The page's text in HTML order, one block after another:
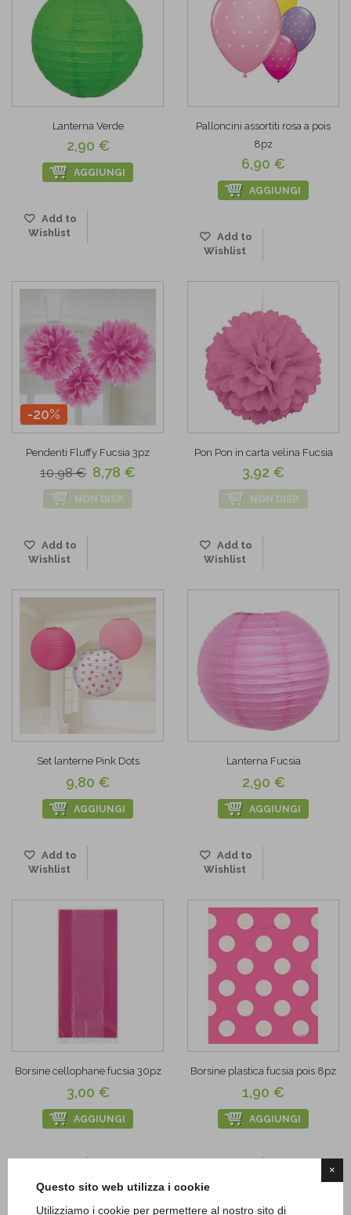
×
Questo sito web utilizza i cookie
Utilizziamo i cookie per permettere al nostro sito di
Lanterna Verde
2,90 €
AGGIUNGI
Add to
Wishlist
Palloncini assortiti rosa a pois
8pz
6,90 €
AGGIUNGI
Add to
Wishlist
-20%
Pendenti Fluffy Fucsia 3pz
10,98 € 8,78 €
NON DISP.
Add to
Wishlist
Pon Pon in carta velina Fucsia
3,92 €
NON DISP.
Add to
Wishlist
Set lanterne Pink Dots
9,80 €
AGGIUNGI
Add to
Wishlist
Lanterna Fucsia
2,90 €
AGGIUNGI
Add to
Wishlist
Borsine cellophane fucsia 30pz
3,00 €
AGGIUNGI
Borsine plastica fucsia pois 8pz
1,90 €
AGGIUNGI